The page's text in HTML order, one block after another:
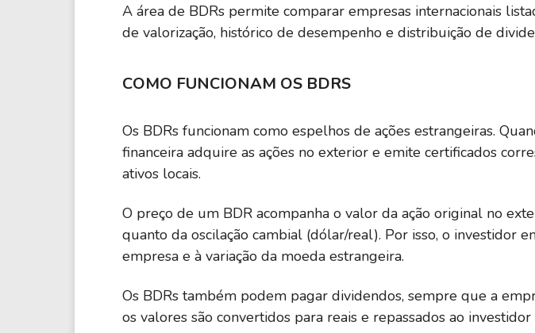
A área de BDRs permite comparar empresas internacionais
de valorização, histórico de desempenho e distribuição de
COMO FUNCIONAM OS BDRS
Os BDRs funcionam como espelhos de ações estrangeiras.
financeira adquire as ações no exterior e emite certificados
ativos locais.
O preço de um BDR acompanha o valor da ação original no
quanto da oscilação cambial (dólar/real). Por isso, o investidor
empresa e à variação da moeda estrangeira.
Os BDRs também podem pagar dividendos, sempre que a
os valores são convertidos para reais e repassados ao